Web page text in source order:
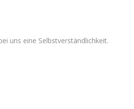
uns eine Selbstverständlichkeit.